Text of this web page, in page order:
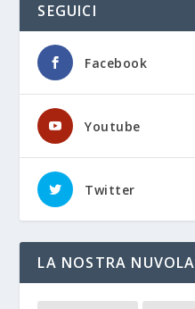
SEGUICI
Facebook
Youtube
Twitter
LA NOSTRA NUVOLA